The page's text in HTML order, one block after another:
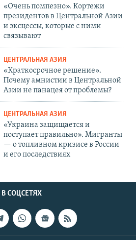
«Очень помпезно». Кортежи
президентов в Центральной Азии
и эксцессы, которые с ними
связывают
ЦЕНТРАЛЬНАЯ АЗИЯ
«Краткосрочное решение».
Почему амнистии в Центральной
Азии не панацея от проблемы?
ЦЕНТРАЛЬНАЯ АЗИЯ
«Украина защищается и
поступает правильно». Мигранты
— о топливном кризисе в России
и его последствиях
СОЦСЕТЯХ